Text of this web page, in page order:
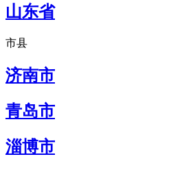
山东省
市县
济南市
青岛市
淄博市